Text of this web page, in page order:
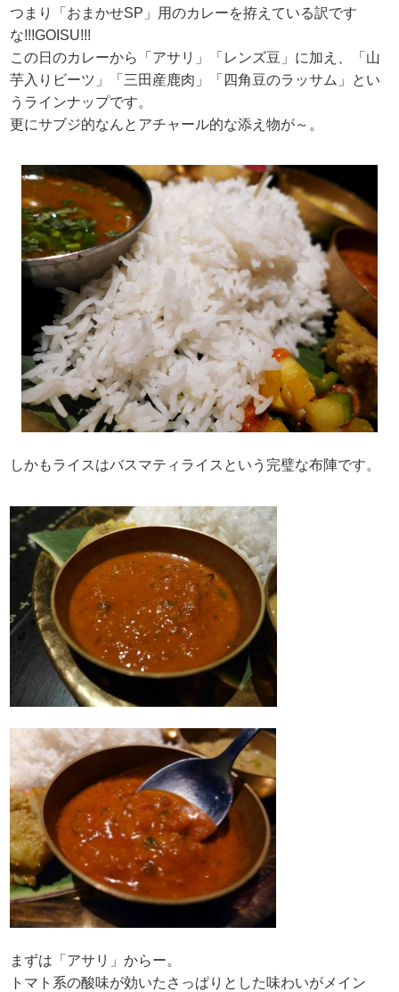
つまり「おまかせSP」用のカレーを拵えている訳です
な!!!GOISU!!!
この日のカレーから「アサリ」「レンズ豆」に加え、「山
芋入りビーツ」「三田産鹿肉」「四角豆のラッサム」とい
うラインナップです。
更にサブジ的なんとアチャール的な添え物が～。
しかもライスはバスマティライスという完璧な布陣です。
まずは「アサリ」からー。
トマト系の酸味が効いたさっぱりとした味わいがメイン